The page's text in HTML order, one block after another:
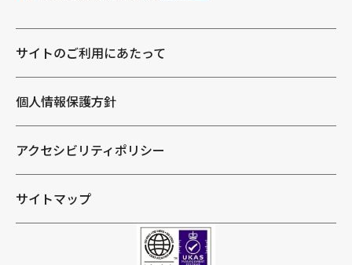
サイトのご利用にあたって
個人情報保護方針
アクセシビリティポリシー
サイトマップ